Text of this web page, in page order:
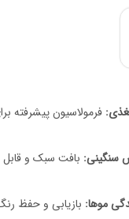
فرمولاسیون پیشرفته
سنگینی: بافت سبک و
موها: بازیابی و حفظ